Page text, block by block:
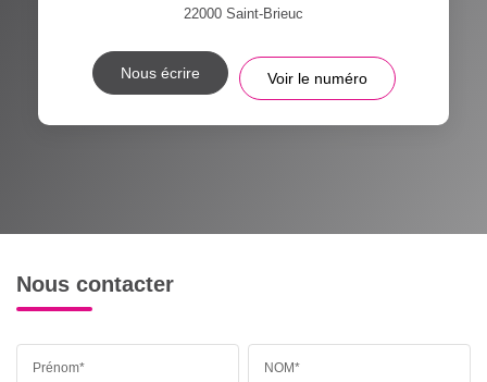
22000 Saint-Brieuc
Nous écrire Voir le numéro
Nous contacter
Prénom* NOM*